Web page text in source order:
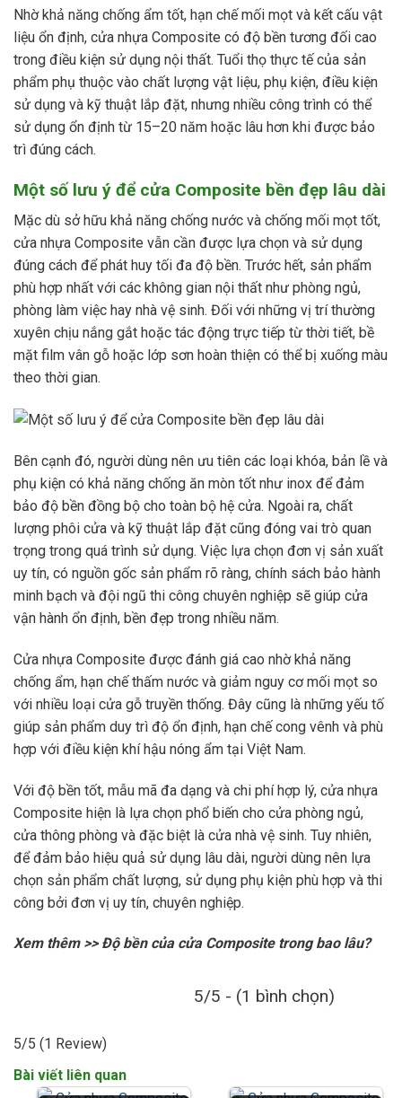
Nhờ khả năng chống ẩm tốt, hạn chế mối mọt và kết cấu vật
liệu ổn định, cửa nhựa Composite có độ bền tương đối cao
trong điều kiện sử dụng nội thất. Tuổi thọ thực tế của sản
phẩm phụ thuộc vào chất lượng vật liệu, phụ kiện, điều kiện
sử dụng và kỹ thuật lắp đặt, nhưng nhiều công trình có thể
sử dụng ổn định từ 15–20 năm hoặc lâu hơn khi được bảo
trì đúng cách.
Một số lưu ý để cửa Composite bền đẹp lâu dài
Mặc dù sở hữu khả năng chống nước và chống mối mọt tốt,
cửa nhựa Composite vẫn cần được lựa chọn và sử dụng
đúng cách để phát huy tối đa độ bền. Trước hết, sản phẩm
phù hợp nhất với các không gian nội thất như phòng ngủ,
phòng làm việc hay nhà vệ sinh. Đối với những vị trí thường
xuyên chịu nắng gắt hoặc tác động trực tiếp từ thời tiết, bề
mặt film vân gỗ hoặc lớp sơn hoàn thiện có thể bị xuống màu
theo thời gian.
Bên cạnh đó, người dùng nên ưu tiên các loại khóa, bản lề và
phụ kiện có khả năng chống ăn mòn tốt như inox để đảm
bảo độ bền đồng bộ cho toàn bộ hệ cửa. Ngoài ra, chất
lượng phôi cửa và kỹ thuật lắp đặt cũng đóng vai trò quan
trọng trong quá trình sử dụng. Việc lựa chọn đơn vị sản xuất
uy tín, có nguồn gốc sản phẩm rõ ràng, chính sách bảo hành
minh bạch và đội ngũ thi công chuyên nghiệp sẽ giúp cửa
vận hành ổn định, bền đẹp trong nhiều năm.
Cửa nhựa Composite được đánh giá cao nhờ khả năng
chống ẩm, hạn chế thấm nước và giảm nguy cơ mối mọt so
với nhiều loại cửa gỗ truyền thống. Đây cũng là những yếu tố
giúp sản phẩm duy trì độ ổn định, hạn chế cong vênh và phù
hợp với điều kiện khí hậu nóng ẩm tại Việt Nam.
Với độ bền tốt, mẫu mã đa dạng và chi phí hợp lý, cửa nhựa
Composite hiện là lựa chọn phổ biến cho cửa phòng ngủ,
cửa thông phòng và đặc biệt là cửa nhà vệ sinh. Tuy nhiên,
để đảm bảo hiệu quả sử dụng lâu dài, người dùng nên lựa
chọn sản phẩm chất lượng, sử dụng phụ kiện phù hợp và thi
công bởi đơn vị uy tín, chuyên nghiệp.
Xem thêm >> Độ bền của cửa Composite trong bao lâu?
5/5 - (1 bình chọn)
5/5 (1 Review)
Bài viết liên quan